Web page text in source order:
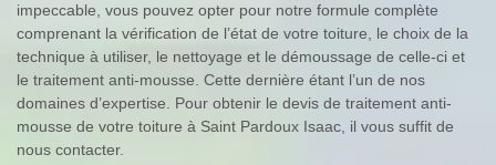
impeccable, vous pouvez opter pour notre formule complète
comprenant la vérification de l’état de votre toiture, le choix de la
technique à utiliser, le nettoyage et le démoussage de celle-ci et
le traitement anti-mousse. Cette dernière étant l’un de nos
domaines d’expertise. Pour obtenir le devis de traitement anti-
mousse de votre toiture à Saint Pardoux Isaac, il vous suffit de
nous contacter.